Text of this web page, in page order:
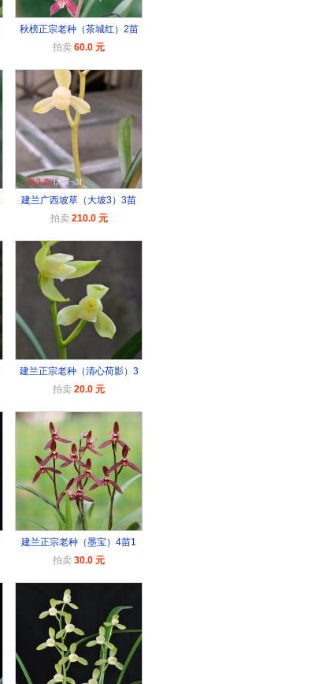
秋榜正宗老种（茶城红）2苗
拍卖 60.0 元
建兰广西坡草（大坡3）3苗
拍卖 210.0 元
建兰正宗老种（清心荷影）3
拍卖 20.0 元
建兰正宗老种（墨宝）4苗1
拍卖 30.0 元